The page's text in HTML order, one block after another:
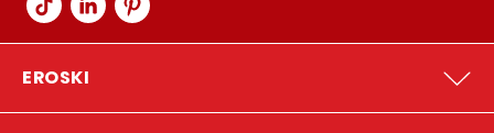
EROSKI